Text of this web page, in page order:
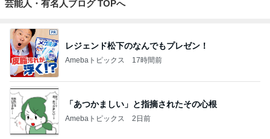
芸能人・有名人ブログ TOPへ
レジェンド松下のなんでもプレゼン！
Amebaトピックス 17時間前
「あつかましい」と指摘されたその心根
Amebaトピックス 2日前